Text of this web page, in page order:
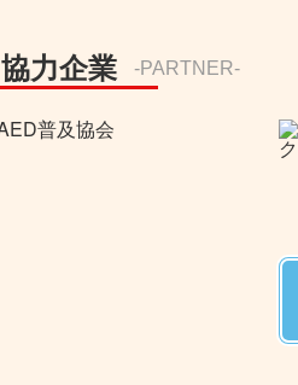
協力企業 -PARTNER-